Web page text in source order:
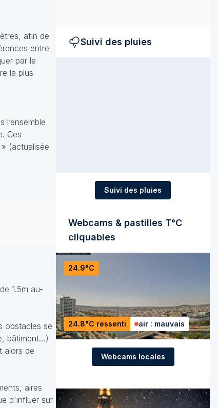
afin de
entre
par le
la plus
Ces
» (actualisée
1.5m au-
obstacles se
bâtiment…)
alors de
aires
d'influer sur
Suivi des pluies
Suivi des pluies
Webcams & pastilles T°C
cliquables
24.9°C
24.8°C ressenti air : mauvais
Webcams locales